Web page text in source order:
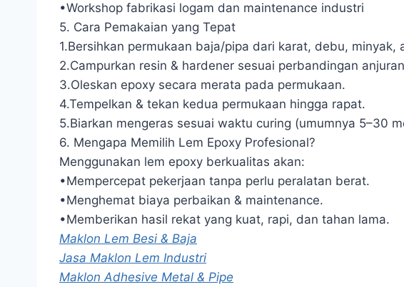
•Workshop fabrikasi logam dan maintenance industri
5. Cara Pemakaian yang Tepat
1.Bersihkan permukaan baja/pipa dari karat, debu, minyak,
2.Campurkan resin & hardener sesuai perbandingan
3.Oleskan epoxy secara merata pada permukaan.
4.Tempelkan & tekan kedua permukaan hingga rapat.
5.Biarkan mengeras sesuai waktu curing (umumnya 5–30
6. Mengapa Memilih Lem Epoxy Profesional?
Menggunakan lem epoxy berkualitas akan:
•Mempercepat pekerjaan tanpa perlu peralatan berat.
•Menghemat biaya perbaikan & maintenance.
•Memberikan hasil rekat yang kuat, rapi, dan tahan lama.
Maklon Lem Besi & Baja
Jasa Maklon Lem Industri
Maklon Adhesive Metal & Pipe